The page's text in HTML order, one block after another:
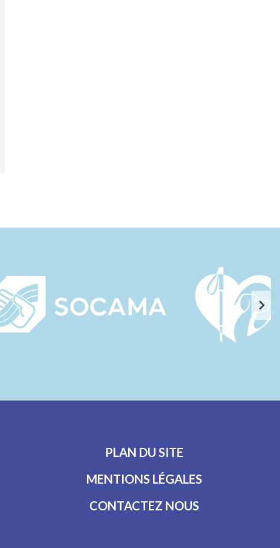
PLAN DU SITE
MENTIONS LÉGALES
CONTACTEZ NOUS